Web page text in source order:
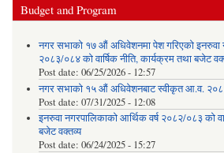
Budget and Program
नगर सभाको १७ औं अधिवेशनमा पेश गरिएको इनरुवा
२०८३/०८४ को वार्षिक नीति, कार्यक्रम तथा बजेट
Post date: 06/25/2026 - 12:57
नगर सभाको १५ औं अधिवेशनबाट स्वीकृत आ.व.
Post date: 07/31/2025 - 12:08
इनरुवा नगरपालिकाको आर्थिक वर्ष २०८२/०८३ को
बजेट वक्तव्य
Post date: 06/24/2025 - 15:27